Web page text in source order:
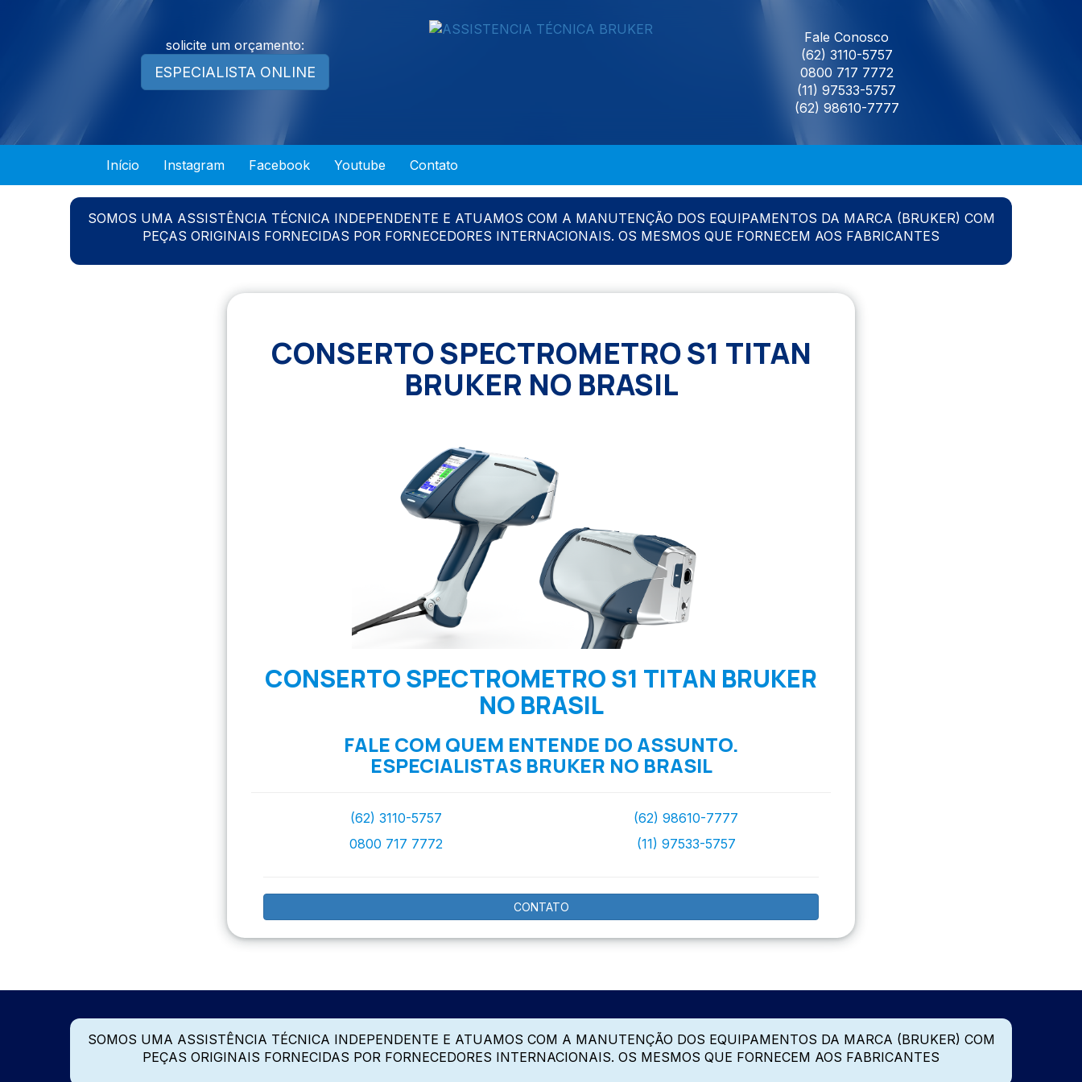
solicite um orçamento:
ESPECIALISTA ONLINE
Fale Conosco
(62) 3110-5757
0800 717 7772
(11) 97533-5757
(62) 98610-7777
Início Instagram Facebook Youtube Contato
SOMOS UMA ASSISTÊNCIA TÉCNICA INDEPENDENTE E ATUAMOS COM A MANUTENÇÃO DOS EQUIPAMENTOS DA MARCA (BRUKER) COM
PEÇAS ORIGINAIS FORNECIDAS POR FORNECEDORES INTERNACIONAIS. OS MESMOS QUE FORNECEM AOS FABRICANTES
CONSERTO SPECTROMETRO S1 TITAN
BRUKER NO BRASIL
CONSERTO SPECTROMETRO S1 TITAN BRUKER
NO BRASIL
FALE COM QUEM ENTENDE DO ASSUNTO.
ESPECIALISTAS BRUKER NO BRASIL
(62) 3110-5757
0800 717 7772
(62) 98610-7777
(11) 97533-5757
CONTATO
SOMOS UMA ASSISTÊNCIA TÉCNICA INDEPENDENTE E ATUAMOS COM A MANUTENÇÃO DOS EQUIPAMENTOS DA MARCA (BRUKER) COM
PEÇAS ORIGINAIS FORNECIDAS POR FORNECEDORES INTERNACIONAIS. OS MESMOS QUE FORNECEM AOS FABRICANTES